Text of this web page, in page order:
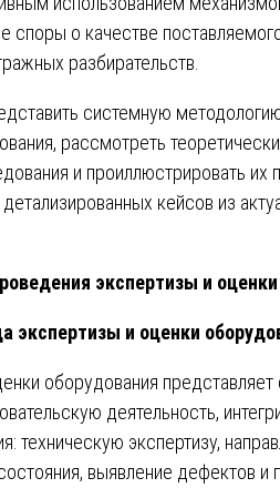
споры о качестве
разбирательств.
системную
рассмотреть
и проиллюстрировать их
кейсов из
экспертизы и
экспертизы и оценки
оборудования представляет
деятельность,
техническую экспертизу,
выявление дефектов и